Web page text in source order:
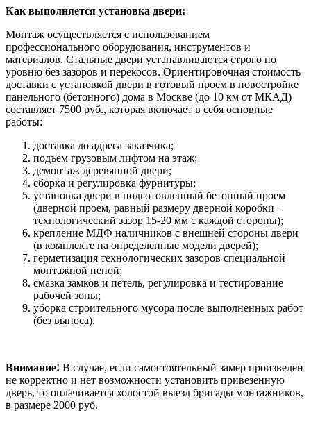
Как выполняется установка двери:
Монтаж осуществляется с использованием
профессионального оборудования, инструментов и
материалов. Стальные двери устанавливаются строго по
уровню без зазоров и перекосов. Ориентировочная стоимость
доставки с установкой двери в готовый проем в новостройке
панельного (бетонного) дома в Москве (до 10 км от МКАД)
составляет 7500 руб., которая включает в себя основные
работы:
доставка до адреса заказчика;
подъём грузовым лифтом на этаж;
демонтаж деревянной двери;
сборка и регулировка фурнитуры;
установка двери в подготовленный бетонный проем
(дверной проем, равный размеру дверной коробки +
технологический зазор 15-20 мм с каждой стороны);
крепление МДФ наличников с внешней стороны двери
(в комплекте на определенные модели дверей);
герметизация технологических зазоров специальной
монтажной пеной;
смазка замков и петель, регулировка и тестирование
рабочей зоны;
уборка строительного мусора после выполненных работ
(без выноса).
Внимание! В случае, если самостоятельный замер произведен
не корректно и нет возможности установить привезенную
дверь, то оплачивается холостой выезд бригады монтажников,
в размере 2000 руб.